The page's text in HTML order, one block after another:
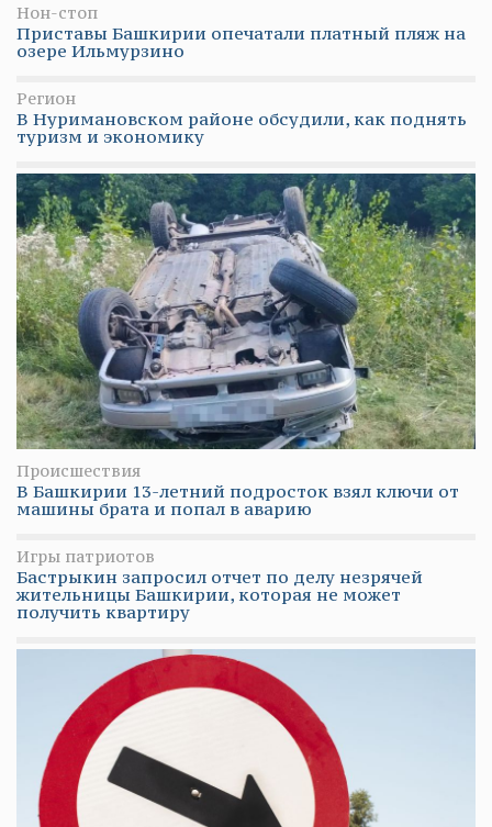
Нон-стоп
Приставы Башкирии опечатали платный пляж на
озере Ильмурзино
Регион
В Нуримановском районе обсудили, как поднять
туризм и экономику
Происшествия
В Башкирии 13-летний подросток взял ключи от
машины брата и попал в аварию
Игры патриотов
Бастрыкин запросил отчет по делу незрячей
жительницы Башкирии, которая не может
получить квартиру